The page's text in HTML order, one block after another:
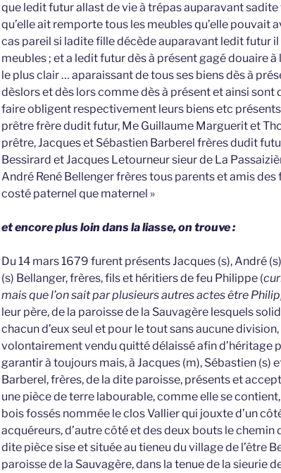
que ledit futur allast de vie à trépas auparavant
qu’elle ait remporte tous les meubles qu’elle pouvait
cas pareil si ladite fille décède auparavant ledit futur il
meubles ; et a ledit futur dès à présent gagé douaire
le plus clair … aparaissant de tous ses biens dès à
dèslors et dès lors comme dès à présent et ainsi sont
faire obligent respectivement leurs biens etc
prêtre frère dudit futur, Me Guillaume Marguerit et
prêtre, Jacques et Sébastien Barberel frères dudit
Bessirard et Jacques Letourneur sieur de La
André René Bellenger frères tous parents et amis des
costé paternel que maternel »
et encore plus loin dans la liasse, on trouve :
Du 14 mars 1679 furent présents Jacques (s), André
(s) Bellanger, frères, fils et héritiers de feu Philippe (
mais que l’on sait par plusieurs autres actes être
leur père, de la paroisse de la Sauvagère lesquels
chacun d’eux seul et pour le tout sans aucune
volontairement vendu quitté délaissé afin d’héritage
garantir à toujours mais, à Jacques (m), Sébastien (s)
Barberel, frères, de la dite paroisse, présents et
une pièce de terre labourable, comme elle se
bois fossés nommée le clos Vallier qui jouxte d’un
acquéreurs, d’autre côté et des deux bouts le chemin
dite pièce sise et située au tieneu du village de l’être
paroisse de la Sauvagère, dans la tenue de la sieurie